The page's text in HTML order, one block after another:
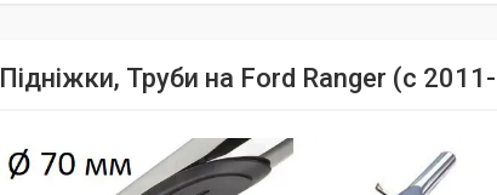
Підніжки, Труби на Ford Ranger (c